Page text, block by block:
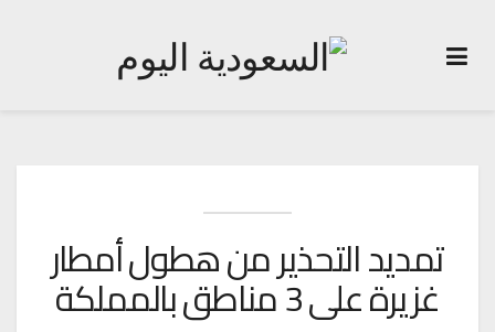
تمديد التحذير من هطول أمطار
غزيرة على 3 مناطق بالمملكة